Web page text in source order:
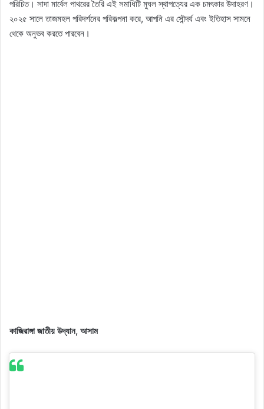
পরিচিত। সাদা মার্বেল পাথরের তৈরি এই সমাধিটি মুঘল স্থাপত্যের এক চমৎকার উদাহরণ।
২০২৫ সালে তাজমহল পরিদর্শনের পরিকল্পনা করে, আপনি এর সৌন্দর্য এবং ইতিহাস সামনে
থেকে অনুভব করতে পারবেন।
কাজিরাঙ্গা জাতীয় উদ্যান, আসাম